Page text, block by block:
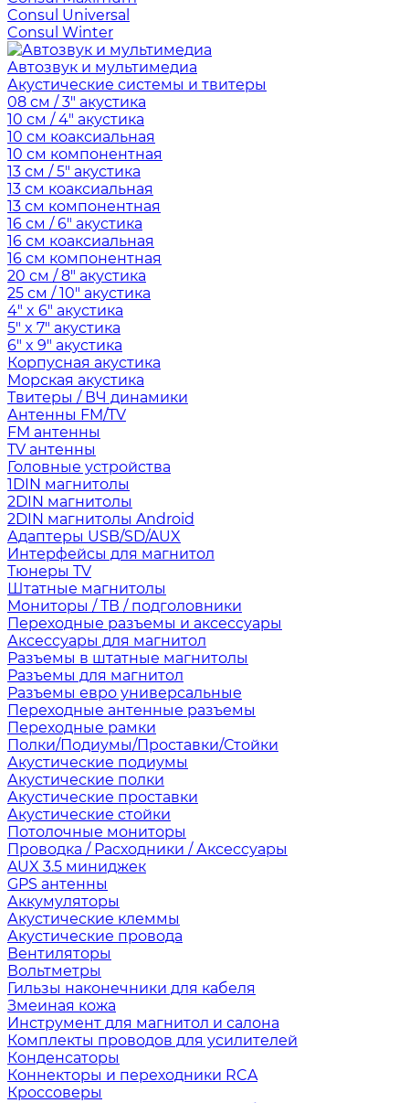
Consul Universal
Consul Winter
Автозвук и мультимедиа
Акустические системы и твитеры
08 см / 3" акустика
10 см / 4" акустика
10 см коаксиальная
10 см компонентная
13 см / 5" акустика
13 см коаксиальная
13 см компонентная
16 см / 6" акустика
16 см коаксиальная
16 см компонентная
20 см / 8" акустика
25 см / 10" акустика
4" x 6" акустика
5" x 7" акустика
6" x 9" акустика
Корпусная акустика
Морская акустика
Твитеры / ВЧ динамики
Антенны FM/TV
FM антенны
TV антенны
Головные устройства
1DIN магнитолы
2DIN магнитолы
2DIN магнитолы Android
Адаптеры USB/SD/AUX
Интерфейсы для магнитол
Тюнеры TV
Штатные магнитолы
Мониторы / ТВ / подголовники
Переходные разъемы и аксессуары
Аксессуары для магнитол
Разъемы в штатные магнитолы
Разъемы для магнитол
Разъемы евро универсальные
Переходные антенные разъемы
Переходные рамки
Полки/Подиумы/Проставки/Стойки
Акустические подиумы
Акустические полки
Акустические проставки
Акустические стойки
Потолочные мониторы
Проводка / Расходники / Аксессуары
AUX 3.5 миниджек
GPS антенны
Аккумуляторы
Акустические клеммы
Акустические провода
Вентиляторы
Вольтметры
Гильзы наконечники для кабеля
Змеиная кожа
Инструмент для магнитол и салона
Комплекты проводов для усилителей
Конденсаторы
Коннекторы и переходники RCA
Кроссоверы